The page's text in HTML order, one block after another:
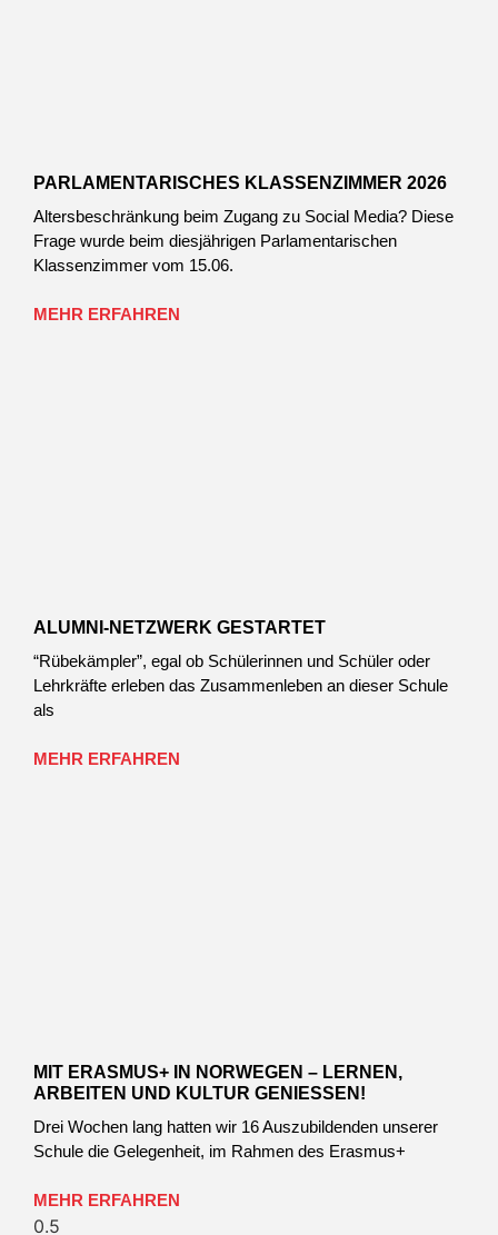
PARLAMENTARISCHES KLASSENZIMMER 2026
Altersbeschränkung beim Zugang zu Social Media? Diese
Frage wurde beim diesjährigen Parlamentarischen
Klassenzimmer vom 15.06.
MEHR ERFAHREN
ALUMNI-NETZWERK GESTARTET
“Rübekämpler”, egal ob Schülerinnen und Schüler oder
Lehrkräfte erleben das Zusammenleben an dieser Schule
als
MEHR ERFAHREN
MIT ERASMUS+ IN NORWEGEN – LERNEN,
ARBEITEN UND KULTUR GENIESSEN!
Drei Wochen lang hatten wir 16 Auszubildenden unserer
Schule die Gelegenheit, im Rahmen des Erasmus+
MEHR ERFAHREN